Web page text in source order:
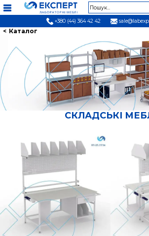
+380 (44) 364 42 42
Каталог
СКЛАДСЬКІ